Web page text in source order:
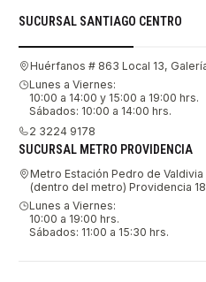
SUCURSAL SANTIAGO CENTRO
Huérfanos # 863 Local 13,
Lunes a Viernes:
10:00 a 14:00 y 15:00 a 19:00 hrs.
Sábados: 10:00 a 14:00 hrs.
2 3224 9178
SUCURSAL METRO PROVIDENCIA
Metro Estación Pedro de Valdivia
(dentro del metro) Providencia
Lunes a Viernes:
10:00 a 19:00 hrs.
Sábados: 11:00 a 15:30 hrs.